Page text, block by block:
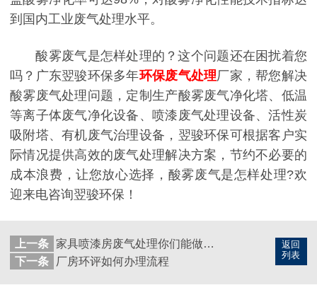
到国内工业废气处理水平。
酸雾废气是怎样处理的？这个问题还在困扰着您
吗？广东翌骏环保多年环保废气处理厂家，帮您解决
酸雾废气处理问题，定制生产酸雾废气净化塔、低温
等离子体废气净化设备、喷漆废气处理设备、活性炭
吸附塔、有机废气治理设备，翌骏环保可根据客户实
际情况提供高效的废气处理解决方案，节约不必要的
成本浪费，让您放心选择，酸雾废气是怎样处理?欢
迎来电咨询翌骏环保！
返回
列表
上一条
家具喷漆房废气处理你们能做吗?
下一条
厂房环评如何办理流程